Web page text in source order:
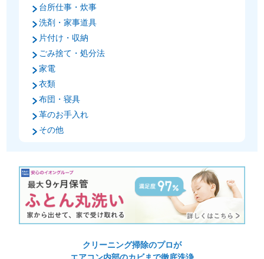
台所仕事・炊事
洗剤・家事道具
片付け・収納
ごみ捨て・処分法
家電
衣類
布団・寝具
革のお手入れ
その他
クリーニング掃除のプロが